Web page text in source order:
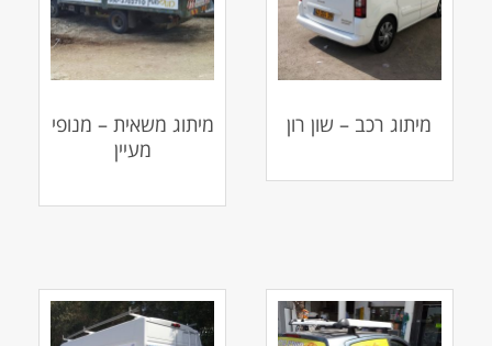
מיתוג רכב – שון רון
מיתוג משאית – מנופי
מעיין